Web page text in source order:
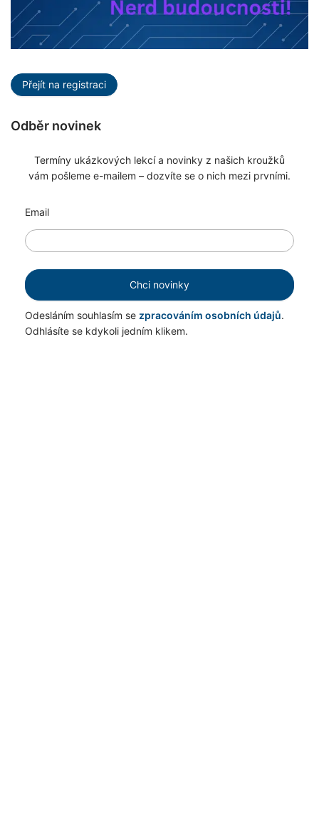
Přejít na registraci
Odběr novinek
Termíny ukázkových lekcí a novinky z našich kroužků
vám pošleme e-mailem – dozvíte se o nich mezi prvními.
Email
Chci novinky
Odesláním souhlasím se zpracováním osobních údajů.
Odhlásíte se kdykoli jedním klikem.